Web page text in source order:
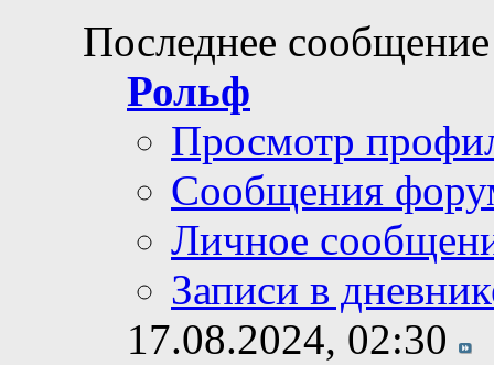
Последнее
Рольф
Просмотр
Сообщения
Личное
Записи в
17.08.2024, 02:30